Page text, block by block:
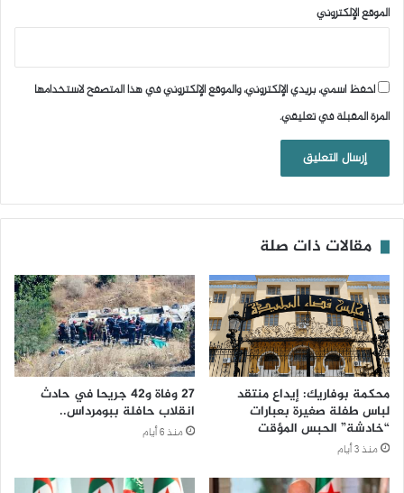
الموقع الإلكتروني
احفظ اسمي، بريدي الإلكتروني، والموقع الإلكتروني في هذا المتصفح لاستخدامها
المرة المقبلة في تعليقي.
مقالات ذات صلة
محكمة بوفاريك: إيداع منتقد
لباس طفلة صغيرة بعبارات
“خادشة” الحبس المؤقت
منذ 3 أيام
27 وفاة و42 جريحا في حادث
انقلاب حافلة ببومرداس..
منذ 6 أيام